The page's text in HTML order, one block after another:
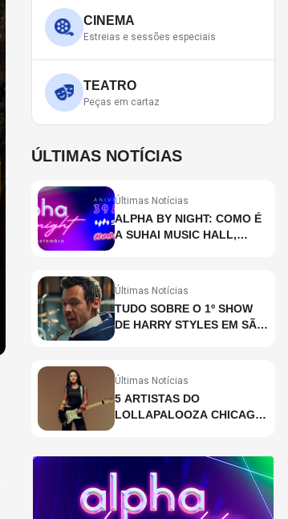
CINEMA
Estreias e sessões especiais
TEATRO
Peças em cartaz
ÚLTIMAS NOTÍCIAS
Últimas Notícias
ALPHA BY NIGHT: COMO É
A SUHAI MUSIC HALL,
PAULO?
Últimas Notícias
TUDO SOBRE O 1º SHOW
DE HARRY STYLES EM SÃO
Últimas Notícias
5 ARTISTAS DO
LOLLAPALOOZA CHICAGO